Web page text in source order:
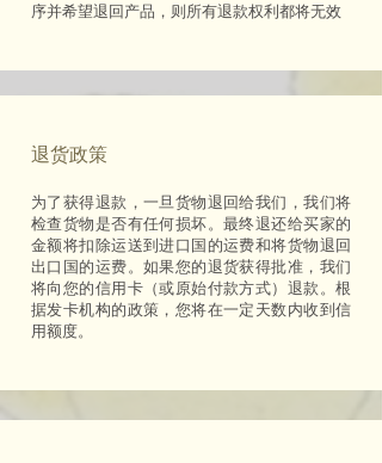
序并希望退回产品，则所有退款权利都将无效
退货政策
为了获得退款，一旦货物退回给我们，我们将
检查货物是否有任何损坏。最终退还给买家的
金额将扣除运送到进口国的运费和将货物退回
出口国的运费。如果您的退货获得批准，我们
将向您的信用卡（或原始付款方式）退款。根
据发卡机构的政策，您将在一定天数内收到信
用额度。